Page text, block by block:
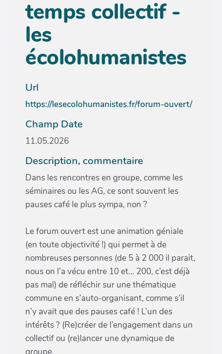
temps collectif -
les
écolohumanistes
Url
https://lesecolohumanistes.fr/forum-ouvert/
Champ Date
11.05.2026
Description, commentaire
Dans les rencontres en groupe, comme les
séminaires ou les AG, ce sont souvent les
pauses café le plus sympa, non ?
Le forum ouvert est une animation géniale
(en toute objectivité !) qui permet à de
nombreuses personnes (de 5 à 2 000 il parait,
nous on l’a vécu entre 10 et… 200, c’est déjà
pas mal) de réfléchir sur une thématique
commune en s’auto-organisant, comme s’il
n’y avait que des pauses café ! L’un des
intérêts ? (Re)créer de l’engagement dans un
collectif ou (re)lancer une dynamique de
groupe.